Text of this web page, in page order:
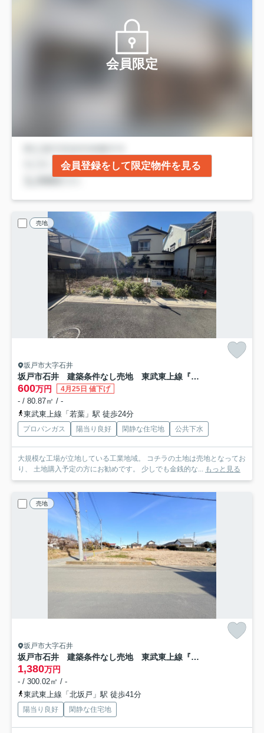
会員限定
会員登録をして限定物件を見る
売地
坂戸市大字石井
坂戸市石井 建築条件なし売地 東武東上線『若葉駅』徒歩24分 【千代田小学区】
600万円 4月25日 値下げ
- / 80.87㎡ / -
東武東上線「若葉」駅 徒歩24分
プロパンガス 陽当り良好 閑静な住宅地 公共下水
大規模な工場が立地している工業地域。 コチラの土地は売地となってお
り、 土地購入予定の方にお勧めです。 少しでも金銭的な...
もっと見る
売地
坂戸市大字石井
坂戸市石井 建築条件なし売地 東武東上線『北坂戸駅』バス10分 【勝呂小学区】
1,380万円
- / 300.02㎡ / -
東武東上線「北坂戸」駅 徒歩41分
陽当り良好 閑静な住宅地